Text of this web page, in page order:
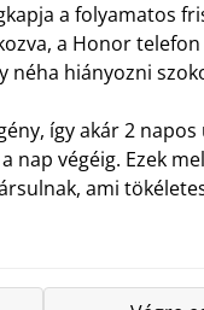
a folyamatos
a Honor
néha hiányozni
így akár 2
nap végéig. Ezek
ami